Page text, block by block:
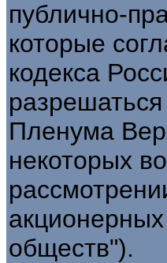
публично-
которые
кодекса
Пленума
некоторых
обществ").